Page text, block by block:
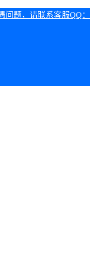
题，请联系客服QQ：